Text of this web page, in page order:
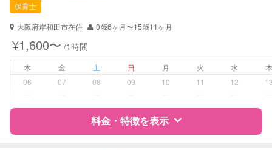
対応可能/特徴
子育て経験
病児対応
障がい児対応 対応可否は個別に相談
レッスン 絵・工作レッスン
保育士
大阪府岸和田市在住
0歳6ヶ月〜15歳11ヶ月
¥1,600〜 /1時間
木 金 土 日 月 火 水
06
07 08 09 10 11 12
料金・特徴を表示